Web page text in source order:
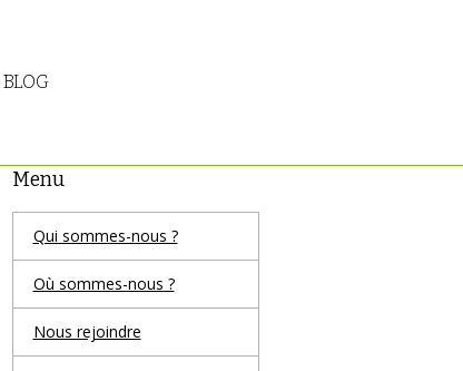
BLOG
Menu
Qui sommes-nous ?
Où sommes-nous ?
Nous rejoindre